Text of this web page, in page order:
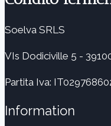
Soelva SRLS
VIs Dodiciville 5 -
Partita Iva:
Information